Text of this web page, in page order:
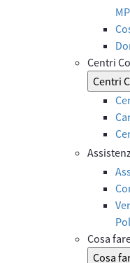
Centri
Centri
Cosa
Cosa